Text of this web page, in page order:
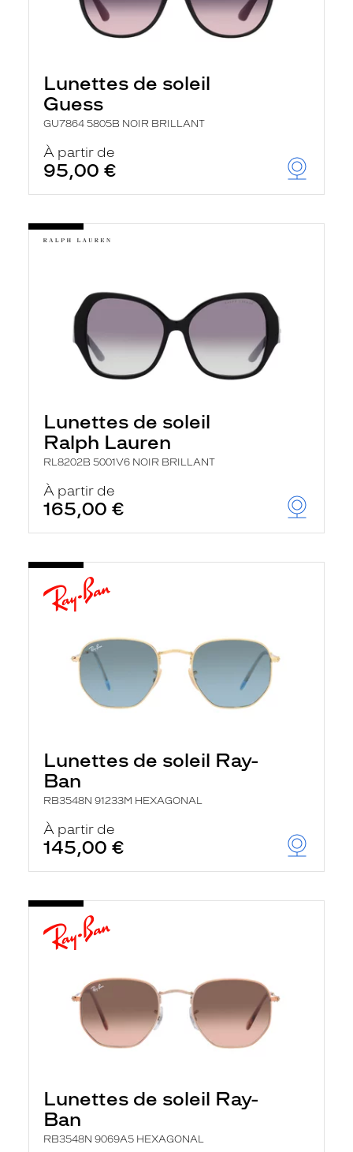
Lunettes de soleil
Guess
GU7864 5805B NOIR BRILLANT
À partir de
95,00 €
Lunettes de soleil
Ralph Lauren
RL8202B 5001V6 NOIR BRILLANT
À partir de
165,00 €
Lunettes de soleil Ray-
Ban
RB3548N 91233M HEXAGONAL
À partir de
145,00 €
Lunettes de soleil Ray-
Ban
RB3548N 9069A5 HEXAGONAL